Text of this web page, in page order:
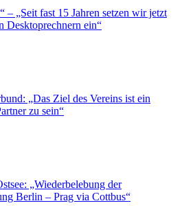
– „Seit fast 15 Jahren setzen wir jetzt
Desktoprechnern ein“
„Das Ziel des Vereins ist ein
zu sein“
„Wiederbelebung der
Berlin – Prag via Cottbus“